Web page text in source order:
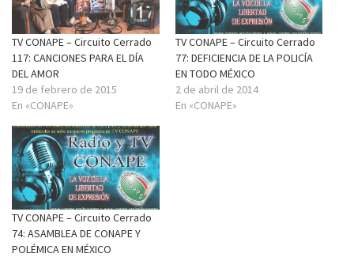
TV CONAPE – Circuito Cerrado
117: CANCIONES PARA EL DÍA
DEL AMOR
19 de febrero de 2015
En «CONAPE»
TV CONAPE – Circuito Cerrado
77: DEFICIENCIA DE LA POLICÍA
EN TODO MÉXICO
2 de abril de 2014
En «CONAPE»
TV CONAPE – Circuito Cerrado
74: ASAMBLEA DE CONAPE Y
POLÉMICA EN MÉXICO